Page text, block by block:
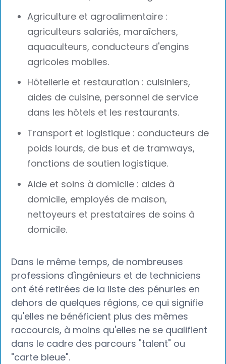
Agriculture et agroalimentaire :
agriculteurs salariés, maraîchers,
aquaculteurs, conducteurs d'engins
agricoles mobiles.
Hôtellerie et restauration : cuisiniers,
aides de cuisine, personnel de service
dans les hôtels et les restaurants.
Transport et logistique : conducteurs de
poids lourds, de bus et de tramways,
fonctions de soutien logistique.
Aide et soins à domicile : aides à
domicile, employés de maison,
nettoyeurs et prestataires de soins à
domicile.
Dans le même temps, de nombreuses
professions d'ingénieurs et de techniciens
ont été retirées de la liste des pénuries en
dehors de quelques régions, ce qui signifie
qu'elles ne bénéficient plus des mêmes
raccourcis, à moins qu'elles ne se qualifient
dans le cadre des parcours "talent" ou
"carte bleue".